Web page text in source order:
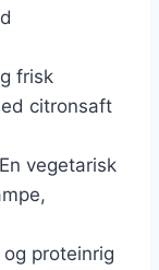
frisk
citronsaft
vegetarisk
og proteinrig